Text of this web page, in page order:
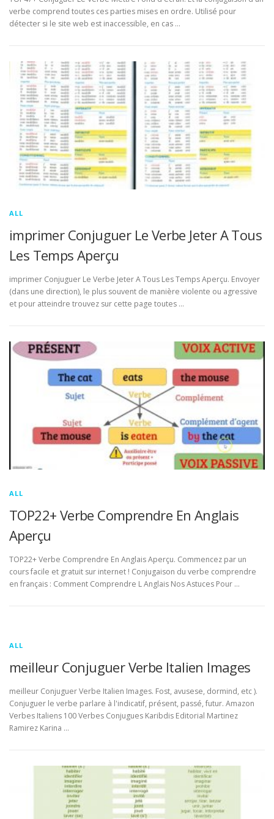
verbe comprend toutes ces parties mises en ordre. Utilisé pour
détecter si le site web est inaccessible, en cas …
ALL
imprimer Conjuguer Le Verbe Jeter A Tous
Les Temps Aperçu
imprimer Conjuguer Le Verbe Jeter A Tous Les Temps Aperçu. Envoyer
(dans une direction), le plus souvent de manière violente ou agressive
et pour atteindre trouvez sur cette page toutes …
ALL
TOP22+ Verbe Comprendre En Anglais
Aperçu
TOP22+ Verbe Comprendre En Anglais Aperçu. Commencez par un
cours facile et gratuit sur internet ! Conjugaison du verbe comprendre
en français : Comment Comprendre L Anglais Nos Astuces Pour …
ALL
meilleur Conjuguer Verbe Italien Images
meilleur Conjuguer Verbe Italien Images. Fost, avusese, dormind, etc ).
Conjuguer le verbe parlare à l'indicatif, présent, passé, futur. Amazon
Verbes Italiens 100 Verbes Conjugues Karibdis Editorial Martinez
Ramirez Karina …